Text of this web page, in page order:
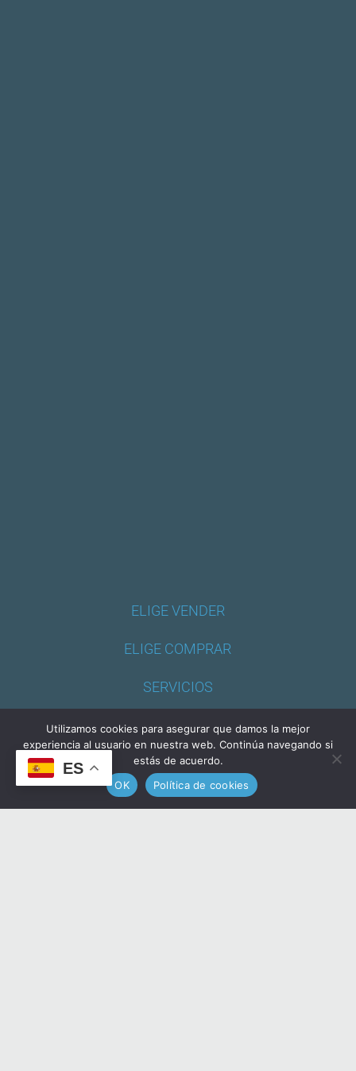
ELIGE VENDER
ELIGE COMPRAR
SERVICIOS
ELIGE CALLAGHAN
   
ES
Utilizamos cookies para asegurar que damos la mejor
experiencia al usuario en nuestra web. Continúa navegando si
estás de acuerdo.
OK
Política de cookies